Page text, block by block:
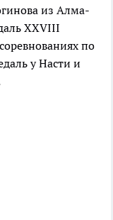
из Алма-
XXVIII
по
у Насти и